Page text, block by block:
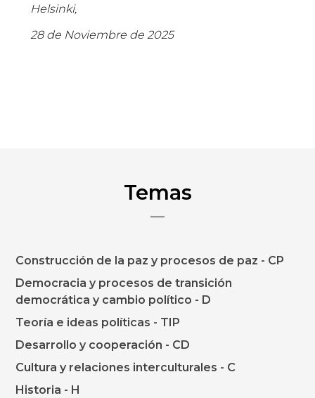
Helsinki,
28 de Noviembre de 2025
Temas
Construcción de la paz y procesos de paz - CP
Democracia y procesos de transición
democrática y cambio político - D
Teoría e ideas políticas - TIP
Desarrollo y cooperación - CD
Cultura y relaciones interculturales - C
Historia - H